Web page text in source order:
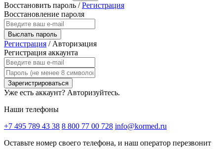
Восстановить пароль /Регистрация
Восстановление пароля
Выслать пароль
Регистрация / Авторизация
Регистрация аккаунта
Зарегистрироваться
Уже есть аккаунт? Авторизуйтесь.
Наши телефоны
+7 495 789 43 38 8 800 77 00 728 info@kormed.ru
Оставьте номер своего телефона, и наш оператор перезвонит